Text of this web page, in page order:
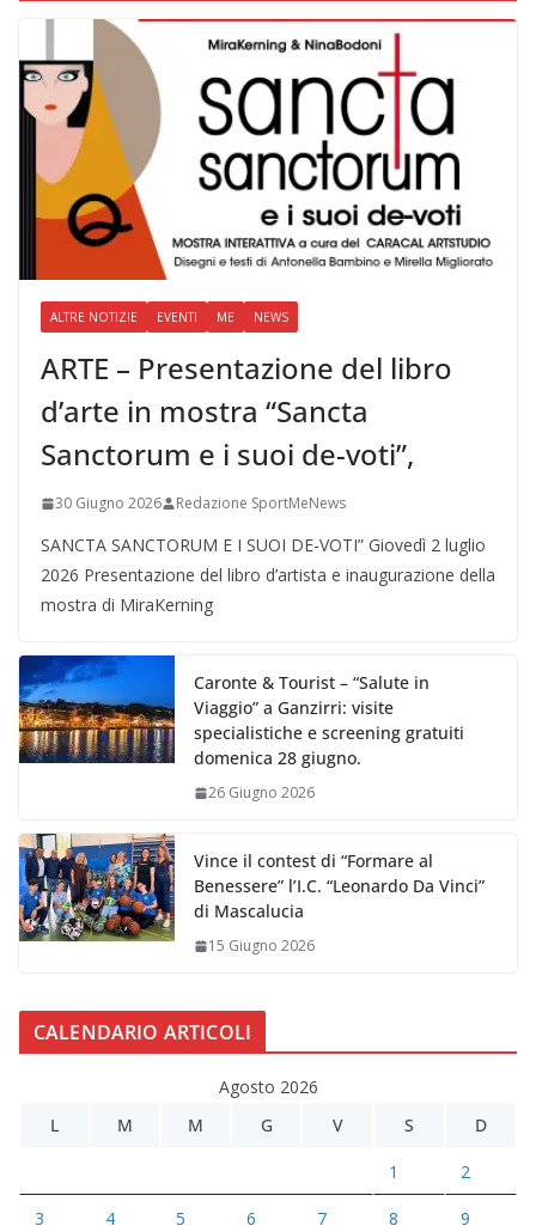
ALTRE NOTIZIE EVENTI ME NEWS
ARTE – Presentazione del libro
d’arte in mostra “Sancta
Sanctorum e i suoi de-voti”,
30 Giugno 2026 Redazione SportMeNews
SANCTA SANCTORUM E I SUOI DE-VOTI” Giovedì 2 luglio
2026 Presentazione del libro d’artista e inaugurazione della
mostra di MiraKerning
Caronte & Tourist – “Salute in
Viaggio” a Ganzirri: visite
specialistiche e screening gratuiti
domenica 28 giugno.
26 Giugno 2026
Vince il contest di “Formare al
Benessere” l’I.C. “Leonardo Da Vinci”
di Mascalucia
15 Giugno 2026
CALENDARIO ARTICOLI
Agosto 2026
L
M M G V S D
1 2
3 4 5 6 7 8 9